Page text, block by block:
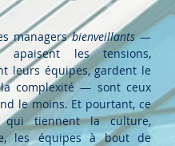
managersbienveillants—
apaisent les tensions,
leurs équipes, gardent le
complexité — sont ceux
le moins. Et pourtant, ce
qui tiennent la culture,
les équipes à bout de